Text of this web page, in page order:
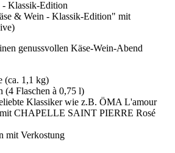
& Wein - Klassik-Edition" mit
genussvollen Käse-Wein-Abend
(ca. 1,1 kg)
(4 Flaschen à 0,75 l)
Klassiker wie z.B. ÖMA L'amour
CHAPELLE SAINT PIERRE Rosé
mit Verkostung